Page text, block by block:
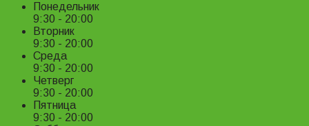
Понедельник
9:30 - 20:00
Вторник
9:30 - 20:00
Среда
9:30 - 20:00
Четверг
9:30 - 20:00
Пятница
9:30 - 20:00